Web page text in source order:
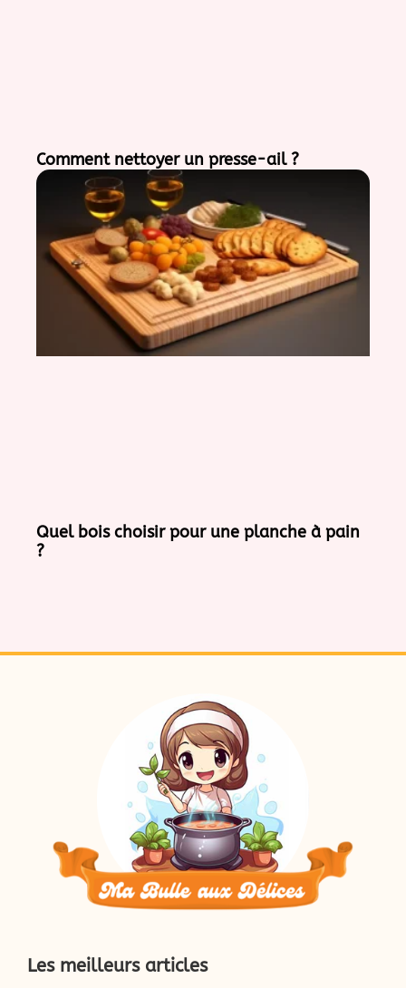
Comment nettoyer un presse-ail ?
Quel bois choisir pour une planche à pain
?
Les meilleurs articles